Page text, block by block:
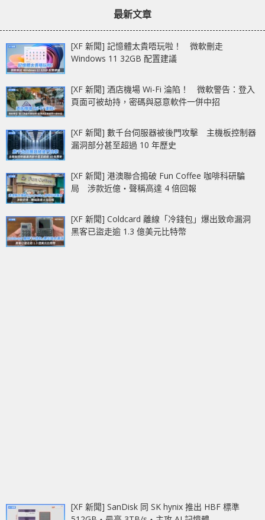
最新文章
[XF 新聞] 記憶體太貴唔玩啦！ 微軟刪走
Windows 11 32GB 配置建議
[XF 新聞] 酒店機場 Wi-Fi 淪陷！ 微軟警告：登入
頁面可被劫持，密碼與惡意軟件一併中招
[XF 新聞] 數千台伺服器被後門攻擊 主機板控制器
漏洞部分甚至超過 10 年歷史
[XF 新聞] 港澳聯合搗破 Fun Coffee 咖啡科研騙
局 涉款近億‧聲稱高達 4 倍回報
[XF 新聞] Coldcard 離線「冷錢包」爆出致命漏洞
黑客已盜走逾 1.3 億美元比特幣
[XF 新聞] SanDisk 同 SK hynix 推出 HBF 標準